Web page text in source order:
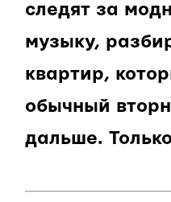
следят за
музыку,
квартир,
обычный
дальше.